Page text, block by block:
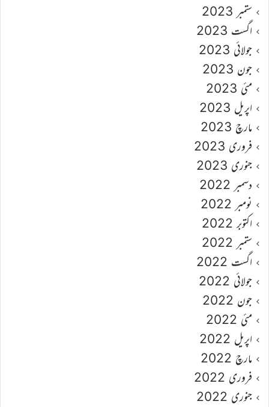
ستمبر 2023
اگست 2023
جولائی 2023
جون 2023
مئی 2023
اپریل 2023
مارچ 2023
فروری 2023
جنوری 2023
دسمبر 2022
نومبر 2022
اکتوبر 2022
ستمبر 2022
اگست 2022
جولائی 2022
جون 2022
مئی 2022
اپریل 2022
مارچ 2022
فروری 2022
جنوری 2022